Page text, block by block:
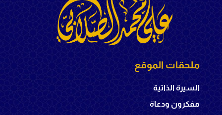
ملحقات الموقع
السيرة الذاتية
مفكرون ودعاة